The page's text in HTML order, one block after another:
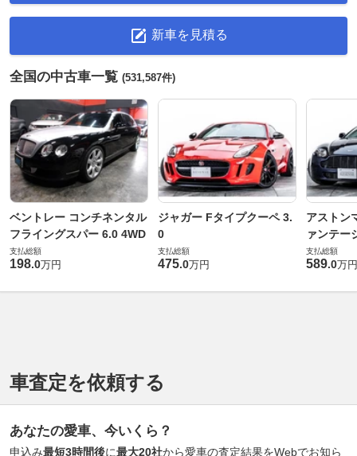
新車を見積る
全国の中古車一覧 (531,587件)
ベントレー コンチネンタル
フライングスパー 6.0 4WD
支払総額
198.0万円
ジャガー Fタイプクーペ 3.
0
支払総額
475.0万円
アストン
ァンテー
支払総額
589.0万円
車査定を依頼する
あなたの愛車、今いくら？
申込み最短3時間後に最大20社から愛車の査定結果をWebでお知ら